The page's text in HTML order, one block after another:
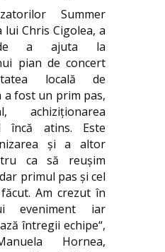
Summer
lui Chris Cigolea, a
a ajuta la
pian de concert
locală de
a fost un prim pas,
achiziționarea
încă atins. Este
și a altor
ca să reușim
primul pas și cel
Am crezut în
eveniment iar
întregii echipe“,
Hornea,